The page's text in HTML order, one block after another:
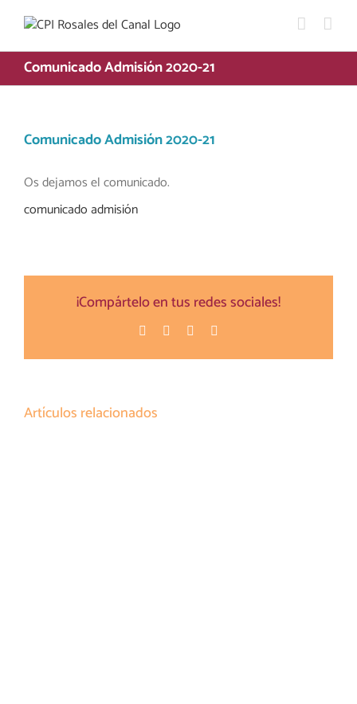
contenido
Comunicado Admisión 2020-21
Comunicado Admisión 2020-21
Os dejamos el comunicado.
comunicado admisión
¡Compártelo en tus redes sociales!
Facebook
TwitterPinterest
Artículos relacionados